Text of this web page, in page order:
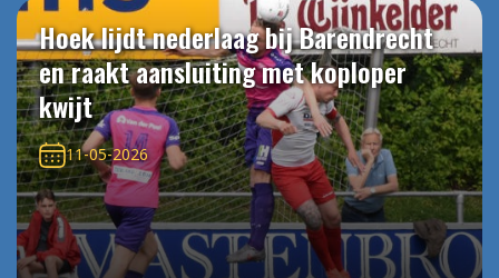
Hoek lijdt nederlaag bij Barendrecht
en raakt aansluiting met koploper
kwijt
11-05-2026